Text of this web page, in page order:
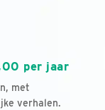
per jaar
met
verhalen.